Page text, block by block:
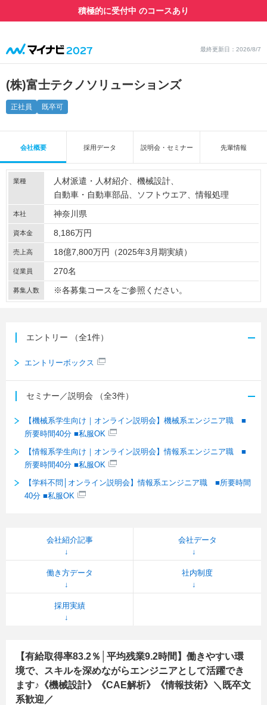
最終更新日：2026/8/7
(株)富士テクノソリューションズ
正社員 既卒可
積極的に受付中 のコースあり
会社概要 採用データ 説明会・セミナー 先輩情報
業種 人材派遣・人材紹介
機械設計
自動車・自動車部品
ソフトウエア 情報処理
本社 神奈川県
資本金 8,186万円
売上高 18億7,800万円（2025年3月期実績）
従業員 270名
募集人数 ※各募集コースをご参照ください。
エントリー （全1件）
エントリーボックス
セミナー／説明会 （全3件）
【機械系学生向け｜オンライン説明会】機械系エンジニア職 ■
所要時間40分 ■私服OK
【情報系学生向け｜オンライン説明会】情報系エンジニア職 ■
所要時間40分 ■私服OK
【学科不問│オンライン説明会】情報系エンジニア職 ■所要時間
40分 ■私服OK
会社紹介記事 会社データ
働き方データ 社内制度
採用実績
【有給取得率83.2％│平均残業9.2時間】働きやすい環
境で、スキルを深めながらエンジニアとして活躍でき
ます♪《機械設計》《CAE解析》《情報技術》＼既卒文
系歓迎／